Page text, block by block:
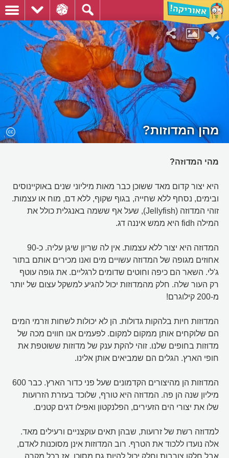
מהן המדוזות?
מהי המדוזה?
היא יצור קדום מאד ששוכן כבר מאות מיליוני שנים באוקיינוסים
ובימים, נסחף ללא שחייה, בגוף שקוף, ללא דם, מוח או עצמות.
זוהי המדוזה (Jellyfish), שעל אף ששמה באנגלית כולל את
המילה fidh היא ממש איננה דג.
המדוזה היא יצור ללא עצמות. אין לה שריון שיגן עליה. כ-90
אחוזים מגופה של המדוזה עשויים מים ואנו מכירים אותם בתור
ג'לי. השאר הם כיפה וחוטים שדומים לרגליים. את גופה עוטף
רק העור שלה. חלק מהמדוזות יכול להגיע למשקל עצום של יותר
מ-200 קילוגרם!
המדוזות חיות בלהקות גדולות. הן לא יכולות לשחות וזרמי המים
הם שלוקחים אותן ממקום למקום. לפעמים אנו חווים מכה של
מדוזות בחופים שלנו. זוהי להקת ענק של מדוזות ששוטפת את
חופי הארץ. הגלים הם שמביאים אותן אלינו.
המדוזות הן מהיצורים הקדמונים שעל פני כדור הארץ. כבר 600
מיליון שנה הן פה. המדוזה היא טורף, שלוכד בעזרת הזרועות
שלו את יצורי הים הזעירים, הפלנקטון ואפילו דגים קטנים.
למדוזה רשת של זרועות, שבהן תאים עוקצניים ורעילים מאד.
אלה נועדו ללכוד את הטרף. רוב המדוזות אינן מסוכנות לאדם,
אבל חלקן צורבות וחלק יכול להיות גם מסוכן, אז בכל מקרה